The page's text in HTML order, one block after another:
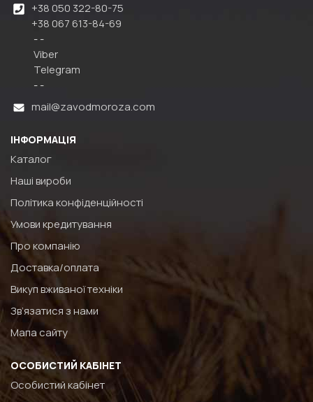
+38 050 322-80-75
+38 067 613-84-69
- -
Viber
Telegram
- -
mail@zavodmoroza.com
ІНФОРМАЦІЯ
Каталог
Наші вироби
Політика конфіденційності
Умови кредитування
Про компанію
Доставка/оплата
Викуп вживаної техніки
Зв’язатися з нами
Мапа сайту
ОСОБИСТИЙ КАБІНЕТ
Особистий кабінет